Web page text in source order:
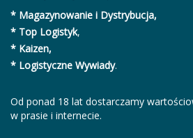
* Magazynowanie i Dystrybucja,
* Top Logistyk,
* Kaizen,
* Logistyczne Wywiady.
Od ponad 18 lat dostarczamy
w prasie i internecie.